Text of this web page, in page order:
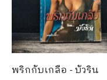
พริกกับเกลือ - บัวริน